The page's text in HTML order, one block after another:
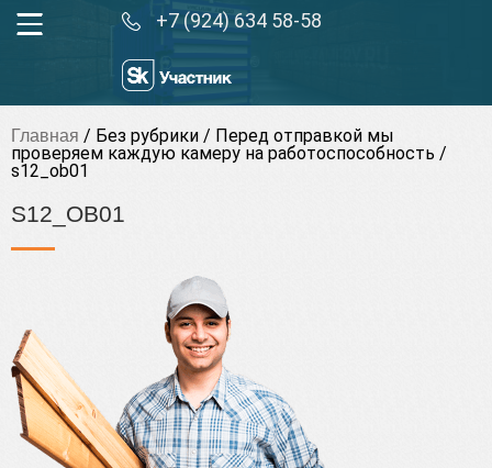
+7 (924) 634 58-58
Главная / Без рубрики / Перед отправкой мы
проверяем каждую камеру на работоспособность /
s12_ob01
S12_OB01